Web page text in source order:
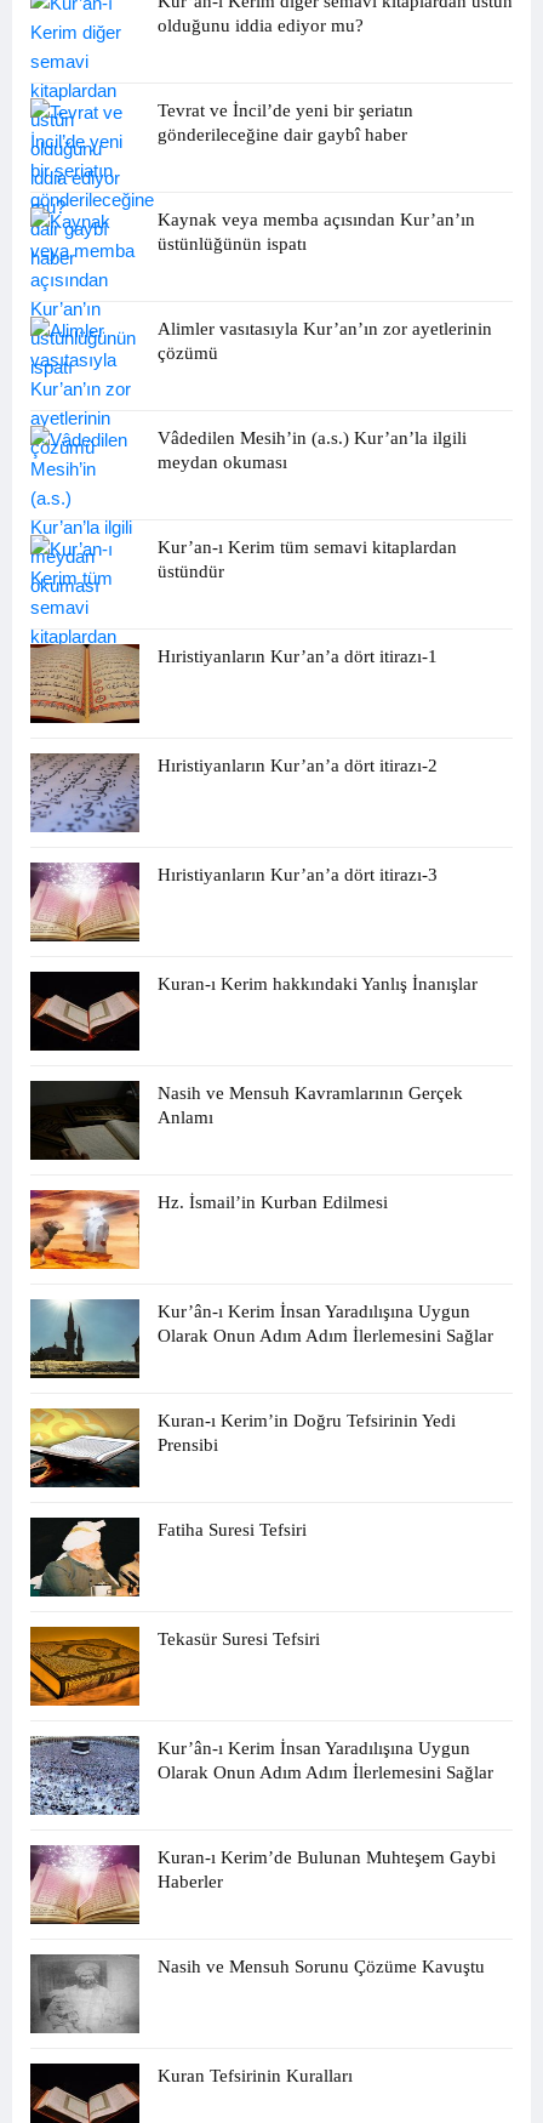
olduğunu iddia ediyor mu?
Tevrat ve İncil’de yeni bir şeriatın
gönderileceğine dair gaybî haber
Kaynak veya memba açısından Kur’an’ın
üstünlüğünün ispatı
Alimler vasıtasıyla Kur’an’ın zor ayetlerinin
çözümü
Vâdedilen Mesih’in (a.s.) Kur’an’la ilgili
meydan okuması
Kur’an-ı Kerim tüm semavi kitaplardan
üstündür
Hıristiyanların Kur’an’a dört itirazı-1
Hıristiyanların Kur’an’a dört itirazı-2
Hıristiyanların Kur’an’a dört itirazı-3
Kuran-ı Kerim hakkındaki Yanlış İnanışlar
Nasih ve Mensuh Kavramlarının Gerçek
Anlamı
Hz. İsmail’in Kurban Edilmesi
Kur’ân-ı Kerim İnsan Yaradılışına Uygun
Olarak Onun Adım Adım İlerlemesini Sağlar
Kuran-ı Kerim’in Doğru Tefsirinin Yedi
Prensibi
Fatiha Suresi Tefsiri
Tekasür Suresi Tefsiri
Kur’ân-ı Kerim İnsan Yaradılışına Uygun
Olarak Onun Adım Adım İlerlemesini Sağlar
Kuran-ı Kerim’de Bulunan Muhteşem Gaybi
Haberler
Nasih ve Mensuh Sorunu Çözüme Kavuştu
Kuran Tefsirinin Kuralları